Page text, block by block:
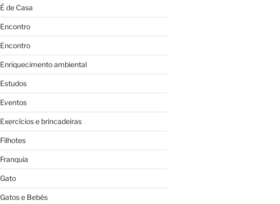
É de Casa
Encontro
Encontro
Enriquecimento ambiental
Estudos
Eventos
Exercícios e brincadeiras
Filhotes
Franquia
Gato
Gatos e Bebês